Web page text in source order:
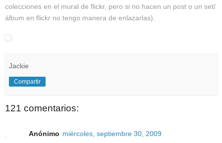
colecciones en el mural de flickr, pero si no hacen un post o un set/
álbum en flickr no tengo manera de enlazarlas).
Jackie
Compartir
121 comentarios:
Anónimo miércoles, septiembre 30, 2009